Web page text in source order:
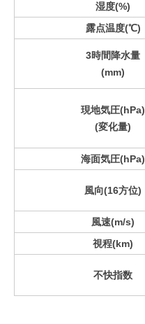
湿度(%)
露点温度(℃)
3時間降水量
(mm)
現地気圧(hPa)
(変化量)
海面気圧(hPa)
風向(16方位)
風速(m/s)
視程(km)
不快指数